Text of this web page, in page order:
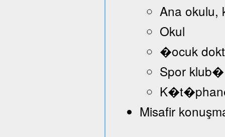
Ana okulu,
Okul
�ocuk
Spor klub�
Misafir